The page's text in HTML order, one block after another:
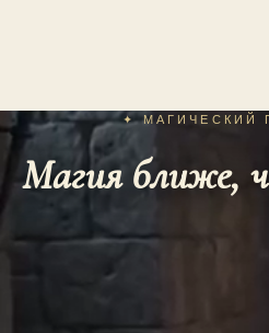
✦ МАГИЧЕСКИЙ
Магия ближе,